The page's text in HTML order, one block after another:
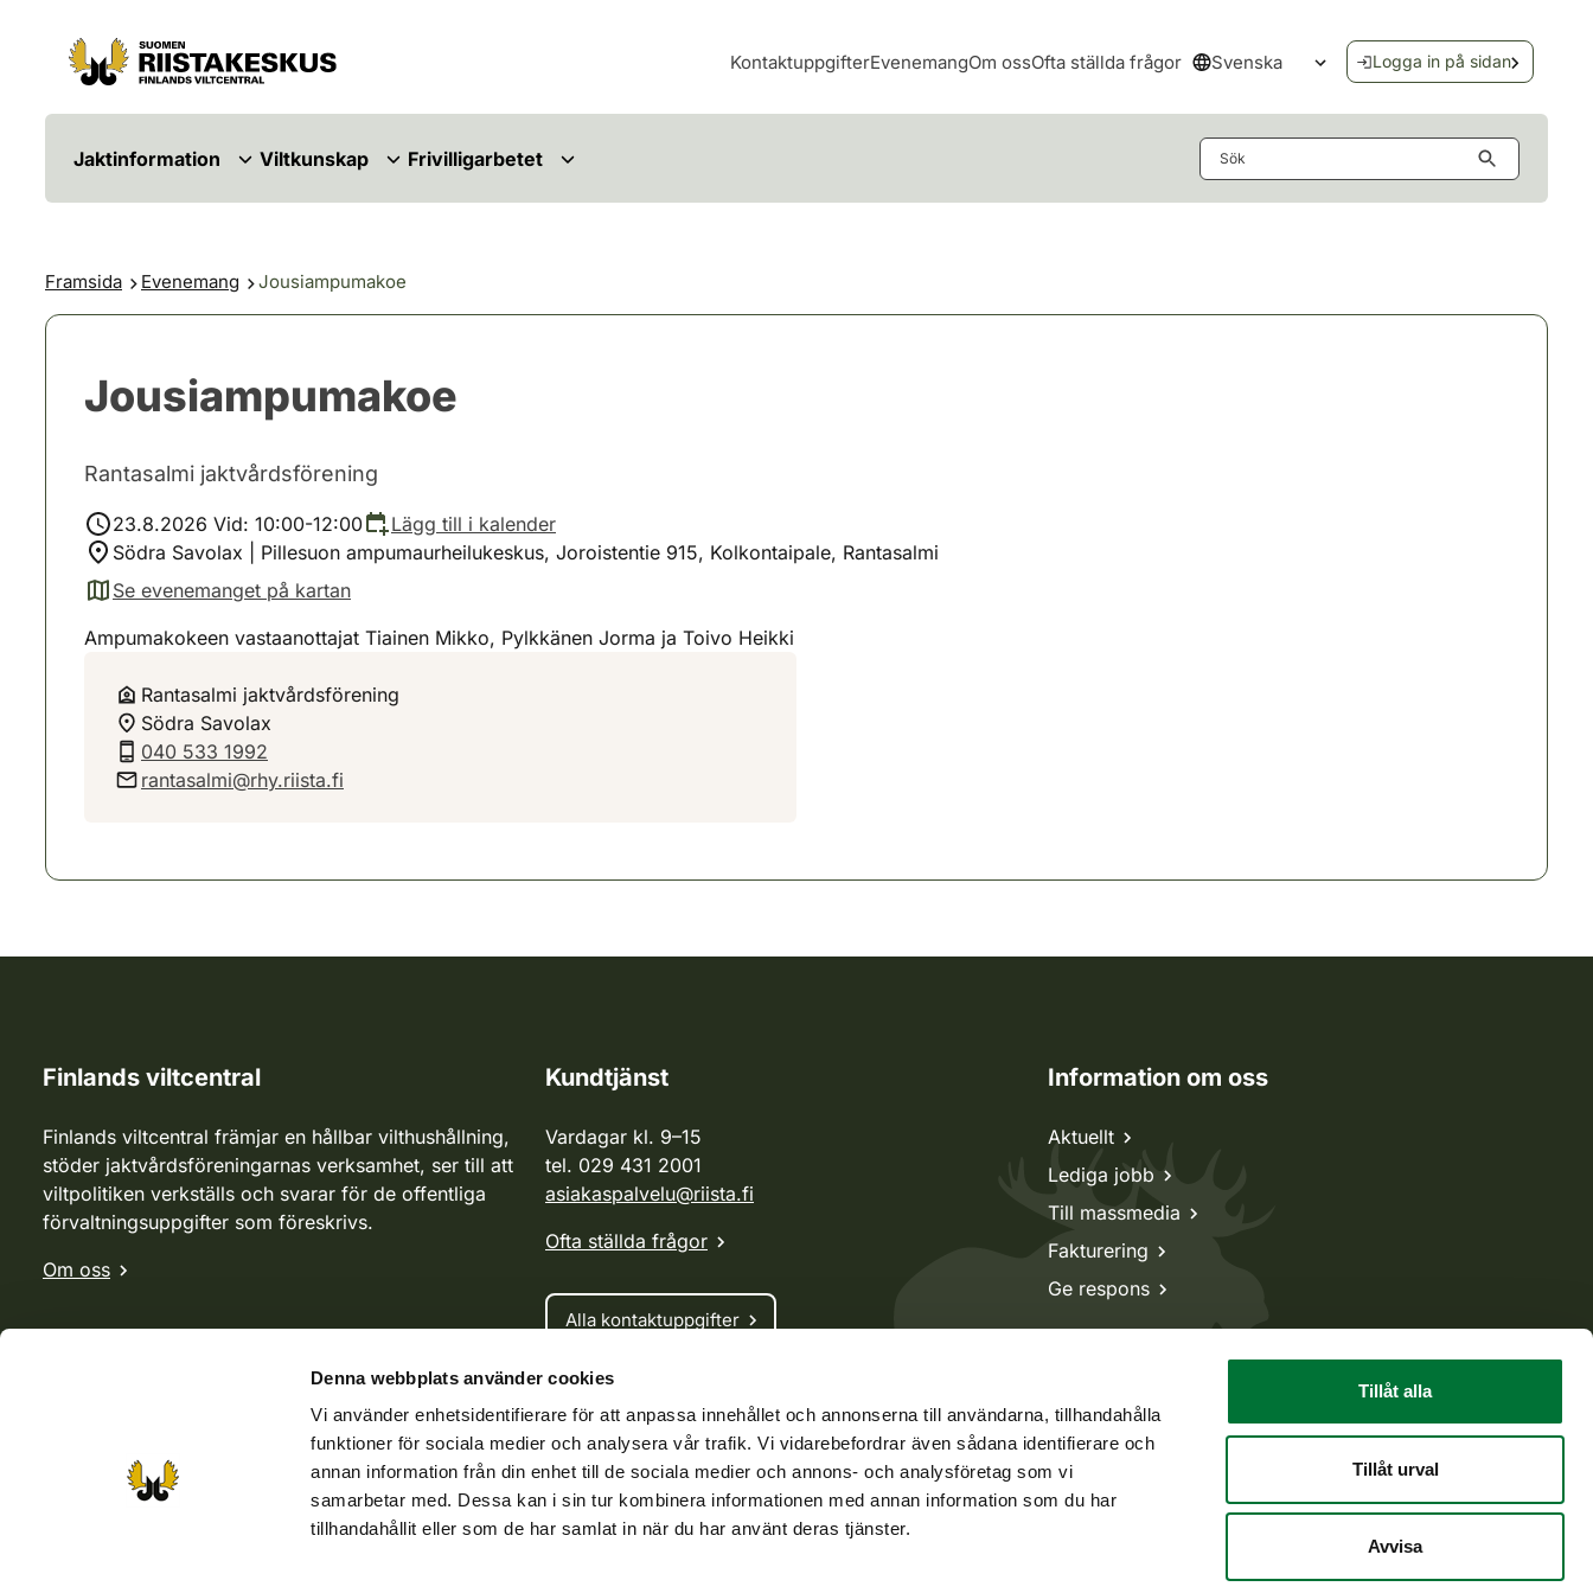
Denna webbplats använder cookies
Vi använder enhetsidentifierare för att anpassa innehållet och annonserna till användarna, tillhandahålla
funktioner för sociala medier och analysera vår trafik. Vi vidarebefordrar även sådana identifierare och
annan information från din enhet till de sociala medier och annons- och analysföretag som vi
samarbetar med. Dessa kan i sin tur kombinera informationen med annan information som du har
tillhandahållit eller som de har samlat in när du har använt deras tjänster.
Tillåt alla
Tillåt urval
Avvisa
Hoppa till innehåll
Gå till webbplatskartan
KontaktuppgifterEvenemangOm ossOfta ställda frågor Svenska
Öppna språkmenyn
Logga in på sidan
Jaktinformation Viltkunskap Frivilligarbetet
Framsida Evenemang Jousiampumakoe
Jousiampumakoe
Rantasalmi jaktvårdsförening
23.8.2026 Vid: 10:00-12:00
Lägg till i kalender
Södra Savolax | Pillesuon ampumaurheilukeskus, Joroistentie 915, Kolkontaipale, Rantasalmi
Se evenemanget på kartan
(avautuu uuteen välilehteen)
Ampumakokeen vastaanottajat Tiainen Mikko, Pylkkänen Jorma ja Toivo Heikki
Rantasalmi jaktvårdsförening
Södra Savolax
040 533 1992
rantasalmi@rhy.riista.fi
Finlands viltcentral
Finlands viltcentral främjar en hållbar vilthushållning,
stöder jaktvårdsföreningarnas verksamhet, ser till att
viltpolitiken verkställs och svarar för de offentliga
förvaltningsuppgifter som föreskrivs.
Om oss
Kundtjänst
Vardagar kl. 9–15
tel. 029 431 2001
asiakaspalvelu@riista.fi
Ofta ställda frågor
Alla kontaktuppgifter
Jaktkort
Oma riista -tjänsten
Ansökan om licenser och dispenser
Information om oss
Aktuellt
Lediga jobb
Till massmedia
Fakturering
Ge respons